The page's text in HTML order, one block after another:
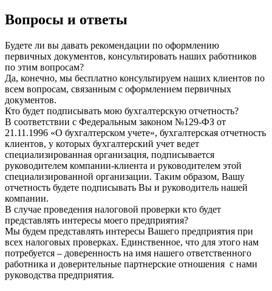
Вопросы и ответы
Будете ли вы давать рекомендации по оформлению
первичных документов, консультировать наших работников
по этим вопросам?
Да, конечно, мы бесплатно консультируем наших клиентов по
всем вопросам, связанным с оформлением первичных
документов.
Кто будет подписывать мою бухгалтерскую отчетность?
В соответствии с Федеральным законом №129-ФЗ от
21.11.1996 «О бухгалтерском учете», бухгалтерская отчетность
клиентов, у которых бухгалтерский учет ведет
специализированная организация, подписывается
руководителем компании-клиента и руководителем этой
специализированной организации. Таким образом, Вашу
отчетность будете подписывать Вы и руководитель нашей
компании.
В случае проведения налоговой проверки кто будет
представлять интересы моего предприятия?
Мы будем представлять интересы Вашего предприятия при
всех налоговых проверках. Единственное, что для этого нам
потребуется – доверенность на имя нашего ответственного
работника и доверительные партнерские отношения с нами
руководства предприятия.